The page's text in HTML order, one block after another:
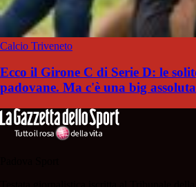
Calcio Triveneto
Ecco il Girone C di Serie D: le
padovane. Ma c'è una big assoluta